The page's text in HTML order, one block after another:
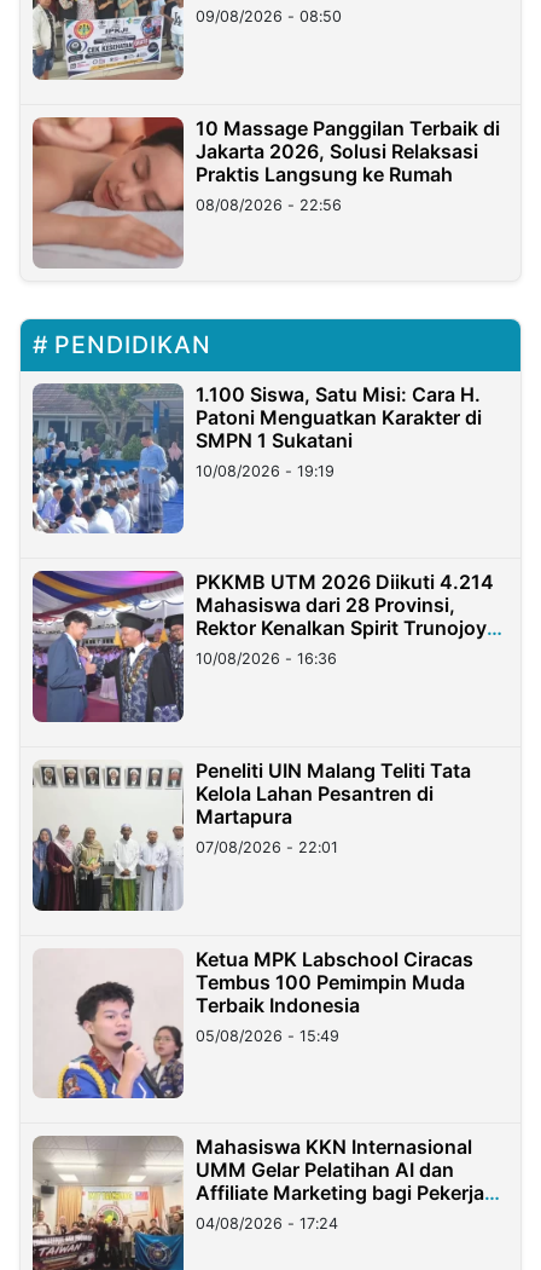
09/08/2026 - 08:50
10 Massage Panggilan Terbaik di
Jakarta 2026, Solusi Relaksasi
Praktis Langsung ke Rumah
08/08/2026 - 22:56
PENDIDIKAN
1.100 Siswa, Satu Misi: Cara H.
Patoni Menguatkan Karakter di
SMPN 1 Sukatani
10/08/2026 - 19:19
PKKMB UTM 2026 Diikuti 4.214
Mahasiswa dari 28 Provinsi,
Rektor Kenalkan Spirit Trunojoyo
Masa Kini
10/08/2026 - 16:36
Peneliti UIN Malang Teliti Tata
Kelola Lahan Pesantren di
Martapura
07/08/2026 - 22:01
Ketua MPK Labschool Ciracas
Tembus 100 Pemimpin Muda
Terbaik Indonesia
05/08/2026 - 15:49
Mahasiswa KKN Internasional
UMM Gelar Pelatihan AI dan
Affiliate Marketing bagi Pekerja
Migran Indonesia di Taiwan
04/08/2026 - 17:24